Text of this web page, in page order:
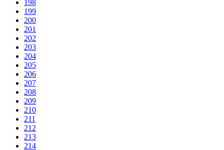
198
199
200
201
202
203
204
205
206
207
208
209
210
211
212
213
214